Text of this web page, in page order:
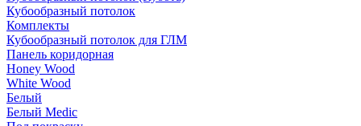
Кубообразный потолок
Комплекты
Кубообразный потолок для ГЛМ
Панель коридорная
Honey Wood
White Wood
Белый
Белый Medic